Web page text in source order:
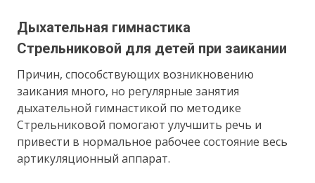
Дыхательная гимнастика
Стрельниковой для детей при заикании
Причин, способствующих возникновению
заикания много, но регулярные занятия
дыхательной гимнастикой по методике
Стрельниковой помогают улучшить речь и
привести в нормальное рабочее состояние весь
артикуляционный аппарат.